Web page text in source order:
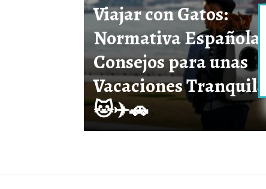
Viajar con Gatos:
Normativa Española
Consejos para unas
Vacaciones Tranquilas
🐱✈️🚗